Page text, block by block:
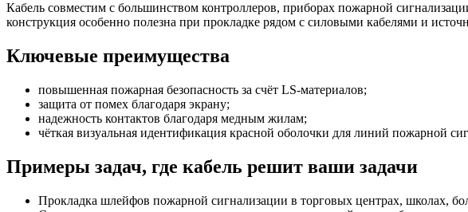
Кабель совместим с большинством контроллеров, приборах пожарной
конструкция особенно полезна при прокладке рядом с силовыми кабелями и
Ключевые преимущества
повышенная пожарная безопасность за счёт LS-материалов;
защита от помех благодаря экрану;
надежность контактов благодаря медным жилам;
чёткая визуальная идентификация красной оболочки для линий пожарной
Примеры задач, где кабель решит ваши задачи
Прокладка шлейфов пожарной сигнализации в торговых центрах, школах,